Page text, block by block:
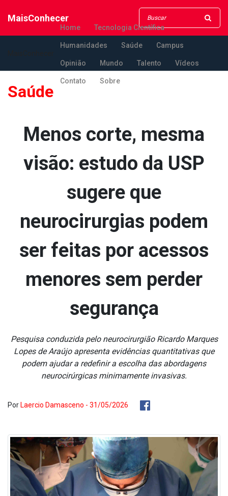
MaisConhecer
Home Tecnologia Científica
Humanidades Saúde Campus
Opinião Mundo Talento Vídeos
Contato Sobre
Saúde
Menos corte, mesma
visão: estudo da USP
sugere que
neurocirurgias podem
ser feitas por acessos
menores sem perder
segurança
Pesquisa conduzida pelo neurocirurgião Ricardo Marques
Lopes de Araújo apresenta evidências quantitativas que
podem ajudar a redefinir a escolha das abordagens
neurocirúrgicas minimamente invasivas.
Por Laercio Damasceno - 31/05/2026